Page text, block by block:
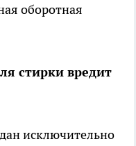
оборотная
стирки вредит
исключительно